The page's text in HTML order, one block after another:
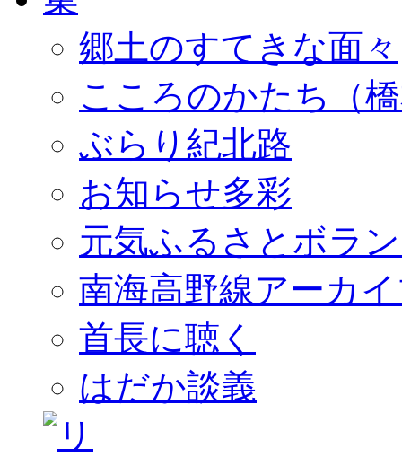
郷土のすてきな面々
こころのかたち（
ぶらり紀北路
お知らせ多彩
元気ふるさとボラ
南海高野線アーカ
首長に聴く
はだか談義